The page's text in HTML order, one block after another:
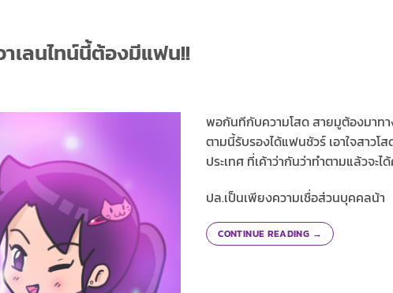
เลนไทน์นี้ต้องมีแฟน!!
พอกันทีกับความโสด สายมูต้องมาทา
ตามนี้รับรองได้แฟนชัวร์ เอาใจสาว
ประเทศ ที่เค้าว่ากันว่าทำตามแล้วจะ
ปล.เป็นเพียงความเชื่อส่วนบุคคลน้า
CONTINUE READING →